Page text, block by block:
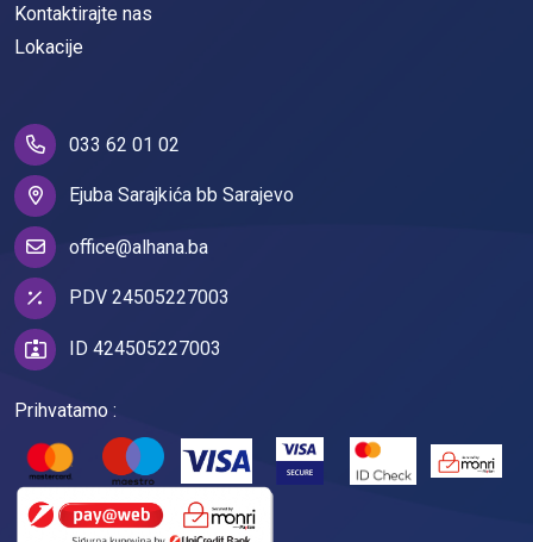
Kontaktirajte nas
Lokacije
033 62 01 02
Ejuba Sarajkića bb Sarajevo
office@alhana.ba
PDV 24505227003
ID 424505227003
Prihvatamo :